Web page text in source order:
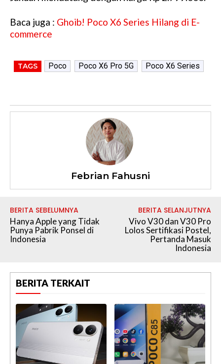
Baca juga : Ghoib! Poco X6 Series Hilang di E-
commerce
TAGS Poco Poco X6 Pro 5G Poco X6 Series
Febrian Fahusni
BERITA SEBELUMNYA
Hanya Apple yang Tidak
Punya Pabrik Ponsel di
Indonesia
BERITA SELANJUTNYA
Vivo V30 dan V30 Pro
Lolos Sertifikasi Postel,
Pertanda Masuk
Indonesia
BERITA TERKAIT